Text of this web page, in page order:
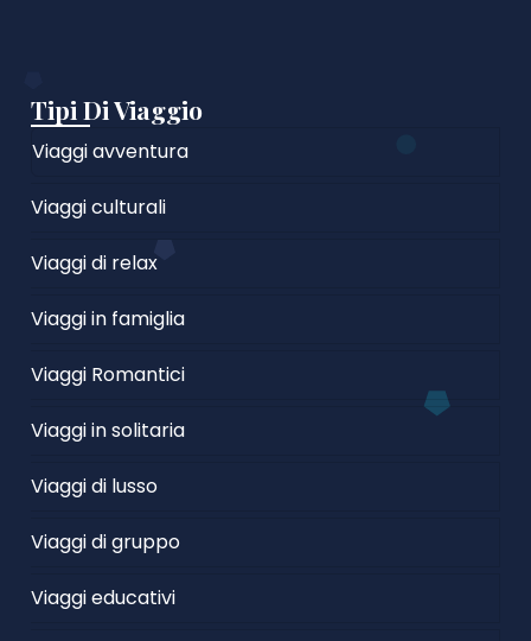
Tipi Di Viaggio
Viaggi avventura
Viaggi culturali
Viaggi di relax
Viaggi in famiglia
Viaggi Romantici
Viaggi in solitaria
Viaggi di lusso
Viaggi di gruppo
Viaggi educativi